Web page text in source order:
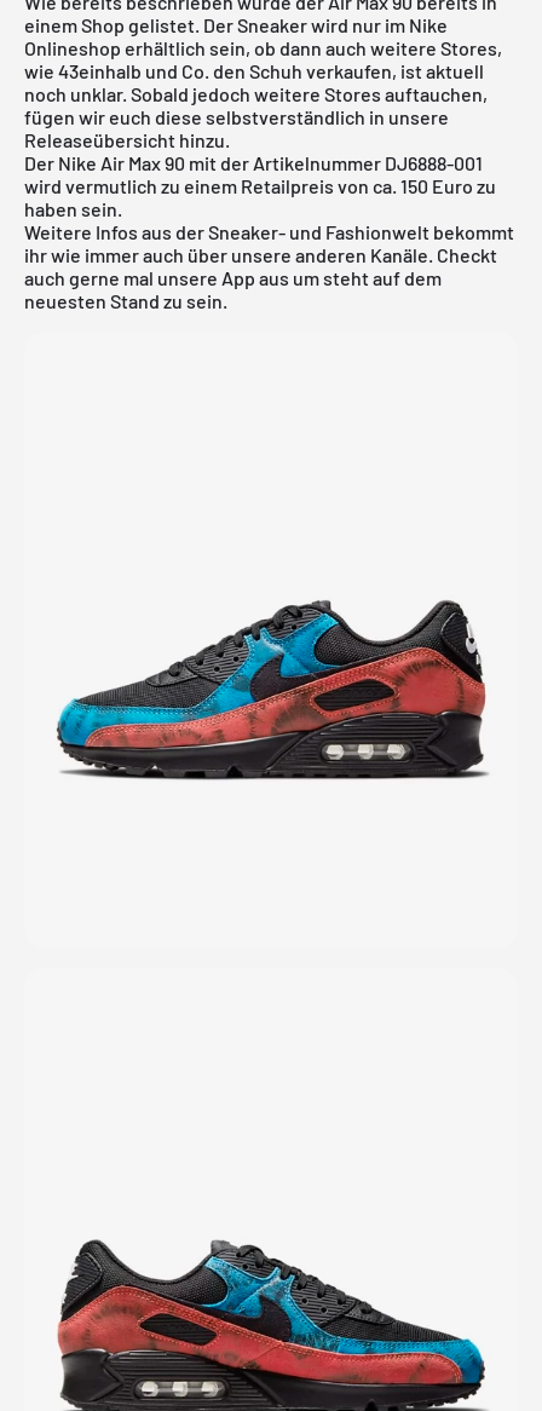
einem Shop gelistet. Der Sneaker wird nur im Nike
Onlineshop erhältlich sein, ob dann auch weitere Stores,
wie 43einhalb und Co. den Schuh verkaufen, ist aktuell
noch unklar. Sobald jedoch weitere Stores auftauchen,
fügen wir euch diese selbstverständlich in unsere
Releaseübersicht hinzu.
Der Nike Air Max 90 mit der Artikelnummer DJ6888-001
wird vermutlich zu einem Retailpreis von ca. 150 Euro zu
haben sein.
Weitere Infos aus der Sneaker- und Fashionwelt bekommt
ihr wie immer auch über unsere anderen Kanäle. Checkt
auch gerne mal unsere App aus um steht auf dem
neuesten Stand zu sein.